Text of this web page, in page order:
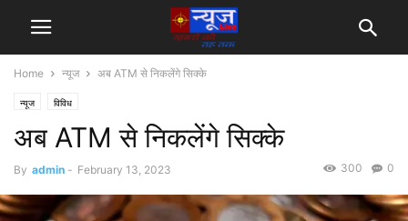
Home न्यूज अब ATM से निकलेंगे सिक्के
न्यूज विविध
अब ATM से निकलेंगे सिक्के
By admin - February 13, 2023 0
300